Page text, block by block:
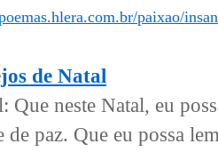
paixao/
de Natal
Que neste Natal, eu
de paz. Que eu possa